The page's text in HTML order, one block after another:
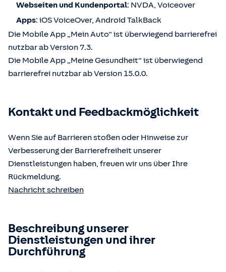
Webseiten und Kundenportal: NVDA, Voiceover
Apps: iOS VoiceOver, Android TalkBack
Die Mobile App „Mein Auto“ ist überwiegend barrierefrei
nutzbar ab Version 7.3.
Die Mobile App „Meine Gesundheit“ ist überwiegend
barrierefrei nutzbar ab Version 15.0.0.
Kontakt und Feedbackmöglichkeit
Wenn Sie auf Barrieren stoßen oder Hinweise zur
Verbesserung der Barrierefreiheit unserer
Dienstleistungen haben, freuen wir uns über Ihre
Rückmeldung.
Nachricht schreiben
Beschreibung unserer
Dienstleistungen und ihrer
Durchführung